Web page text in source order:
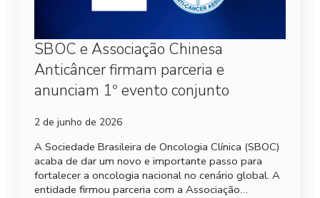
SBOC e Associação Chinesa
Anticâncer firmam parceria e
anunciam 1º evento conjunto
2 de junho de 2026
A Sociedade Brasileira de Oncologia Clínica (SBOC)
acaba de dar um novo e importante passo para
fortalecer a oncologia nacional no cenário global. A
entidade firmou parceria com a Associação…